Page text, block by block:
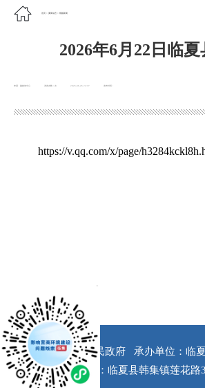
首页 要闻动态
2026年6月22日临夏
浏览次数： 发布时间：
2026-06-26 22:37
https://v.qq.com/x/page/
版权所有：临夏县人民政府 承办单位：临
址：临夏县韩集镇莲花路
x